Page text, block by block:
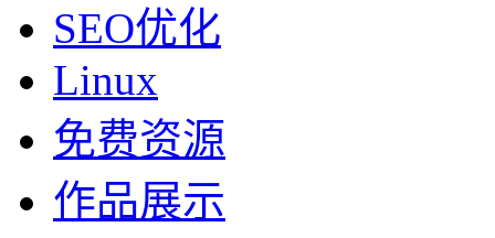
SEO优化
Linux
免费资源
作品展示